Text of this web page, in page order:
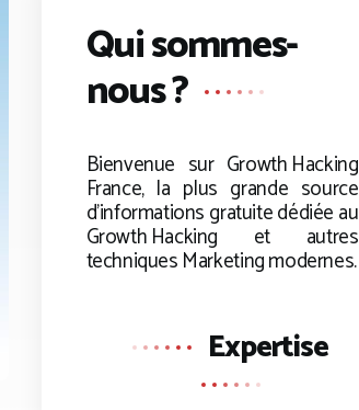
Qui sommes-
nous ?
Bienvenue sur Growth Hacking
France, la plus grande source
d’informations gratuite dédiée au
Growth Hacking et autres
techniques Marketing modernes.
Expertise